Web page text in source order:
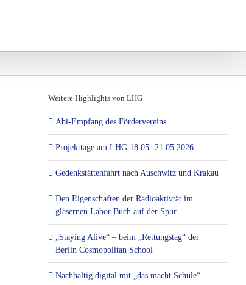
Weitere Highlights von LHG
Abi-Empfang des Fördervereins
Projekttage am LHG 18.05.-21.05.2026
Gedenkstättenfahrt nach Auschwitz und Krakau
Den Eigenschaften der Radioaktivtät im
gläsernen Labor Buch auf der Spur
„Staying Alive“ – beim „Rettungstag“ der
Berlin Cosmopolitan School
Nachhaltig digital mit „das macht Schule“